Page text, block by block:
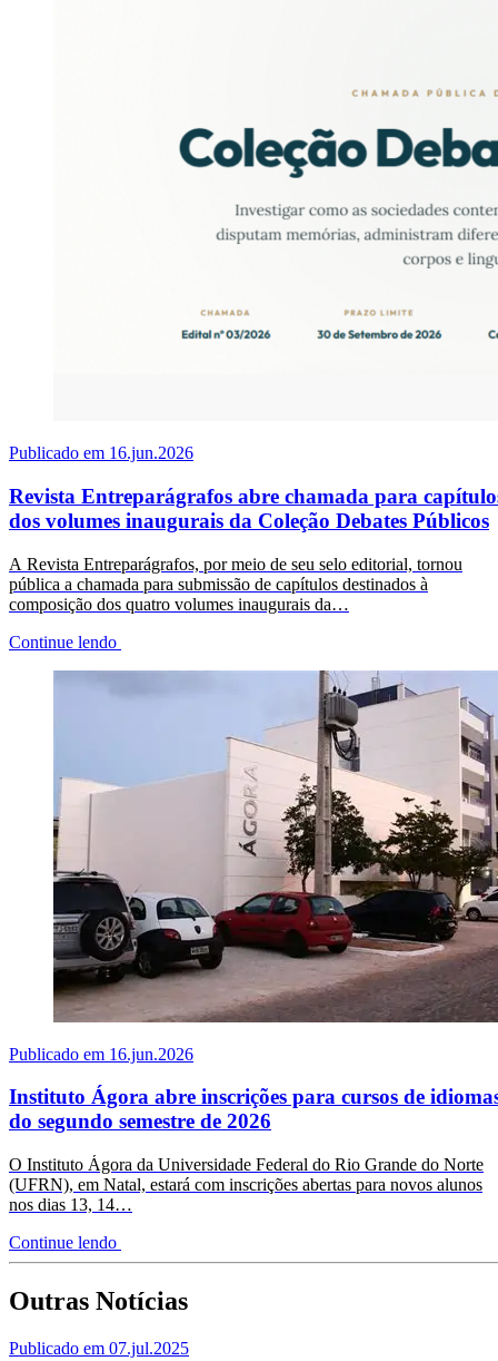
Publicado em 16.jun.2026
Revista Entreparágrafos abre chamada para
dos volumes inaugurais da Coleção Debates Públicos
A Revista Entreparágrafos, por meio de seu selo editorial, tornou
pública a chamada para submissão de capítulos destinados à
composição dos quatro volumes inaugurais da…
Continue lendo
Publicado em 16.jun.2026
Instituto Ágora abre inscrições para cursos de
do segundo semestre de 2026
O Instituto Ágora da Universidade Federal do Rio Grande do Norte
(UFRN), em Natal, estará com inscrições abertas para novos alunos
nos dias 13, 14…
Continue lendo
Outras Notícias
Publicado em 07.jul.2025